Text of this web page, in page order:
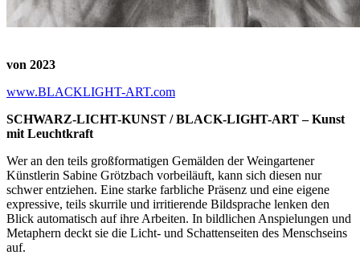
von 2023
www.BLACKLIGHT-ART.com
SCHWARZ-LICHT-KUNST / BLACK-LIGHT-ART – Kunst
mit Leuchtkraft
Wer an den teils großformatigen Gemälden der Weingartener
Künstlerin Sabine Grötzbach vorbeiläuft, kann sich diesen nur
schwer entziehen. Eine starke farbliche Präsenz und eine eigene
expressive, teils skurrile und irritierende Bildsprache lenken den
Blick automatisch auf ihre Arbeiten. In bildlichen Anspielungen und
Metaphern deckt sie die Licht- und Schattenseiten des Menschseins
auf.